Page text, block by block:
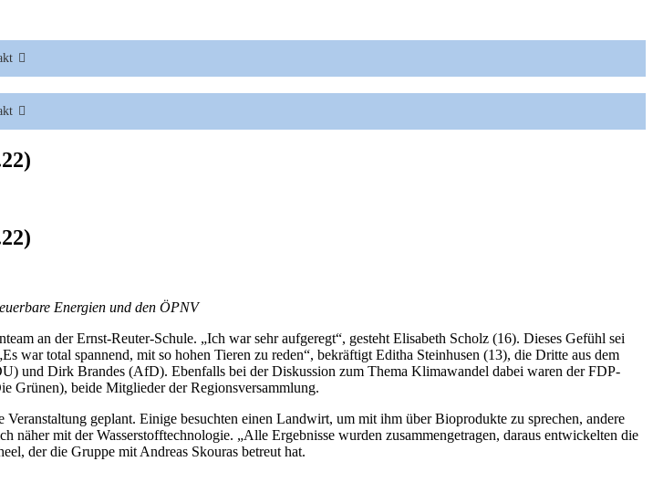
Energien und den ÖPNV
an der Ernst-Reuter-Schule. „Ich war sehr aufgeregt“, gesteht Elisabeth Scholz (16). Dieses Gefühl sei
war total spannend, mit so hohen Tieren zu reden“, bekräftigt Editha Steinhusen (13), die Dritte aus dem
und Dirk Brandes (AfD). Ebenfalls bei der Diskussion zum Thema Klimawandel dabei waren der FDP-
Grünen), beide Mitglieder der Regionsversammlung.
geplant. Einige besuchten einen Landwirt, um mit ihm über Bioprodukte zu sprechen, andere
mit der Wasserstofftechnologie. „Alle Ergebnisse wurden zusammengetragen, daraus entwickelten die
der die Gruppe mit Andreas Skouras betreut hat.